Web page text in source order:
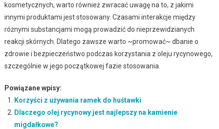
kosmetycznych, warto również zwracać uwagę na to, z jakimi
innymi produktami jest stosowany. Czasami interakcje między
różnymi substancjami mogą prowadzić do nieprzewidzianych
reakcji skórnych. Dlatego zawsze warto ~promować~ dbanie o
zdrowie i bezpieczeństwo podczas korzystania z oleju rycynowego,
szczególnie w jego początkowej fazie stosowania.
Powiązane wpisy:
Korzyści z używania ramek do huśtawki
Dlaczego olej rycynowy jest najlepszy na kamienie
migdałkowe?